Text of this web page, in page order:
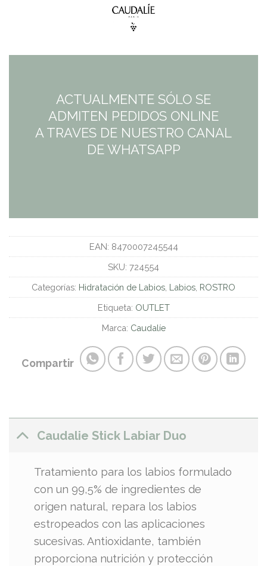
6,00€.
5,21€.
ACTUALMENTE SÓLO SE
ADMITEN PEDIDOS ONLINE
A TRAVES DE NUESTRO CANAL
DE WHATSAPP
EAN: 8470007245544
SKU: 724554
Categorías: Hidratación de Labios Labios ROSTRO
Etiqueta: OUTLET
Marca: Caudalíe
Compartir
Caudalie Stick Labiar Duo
Tratamiento para los labios formulado
con un 99,5% de ingredientes de
origen natural, repara los labios
estropeados con las aplicaciones
sucesivas. Antioxidante, también
proporciona nutrición y protección